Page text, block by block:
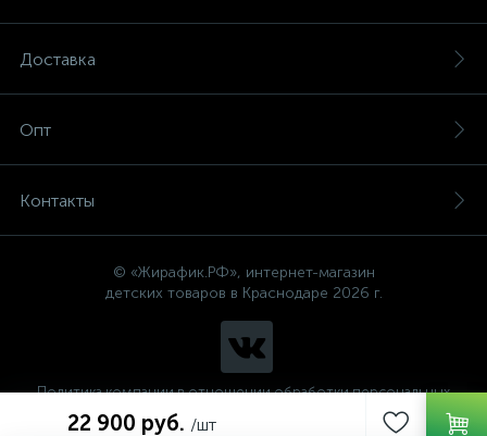
22 900 руб. /шт
Доставка
Опт
Контакты
© «Жирафик.РФ», интернет-магазин
детских товаров в Краснодаре 2026 г.
Политика компании в отношении обработки персональных